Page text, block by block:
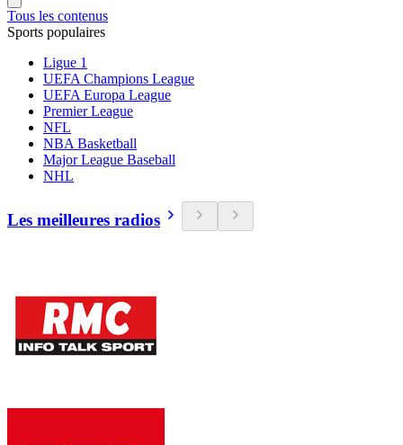
Tous les contenus
Sports populaires
Ligue 1
UEFA Champions League
UEFA Europa League
Premier League
NFL
NBA Basketball
Major League Baseball
NHL
Les meilleures radios